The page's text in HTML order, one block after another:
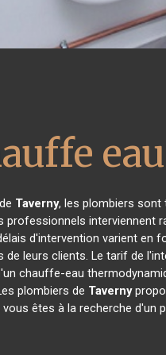
Taverny, les plombiers sont
professionnels interviennent
d'intervention varient en
de leurs clients. Le tarif de
chauffe-eau
plombiers de Taverny
vous êtes à la recherche d'un